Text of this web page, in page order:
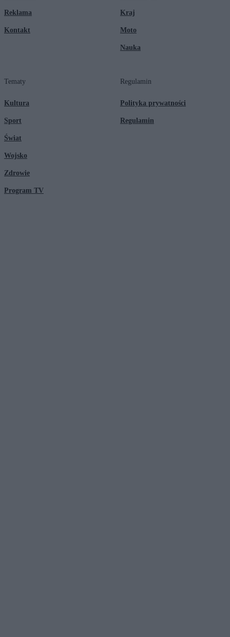
Reklama
Kontakt
Kraj
Moto
Nauka
Tematy
Kultura
Sport
Świat
Wojsko
Zdrowie
Program TV
Regulamin
Polityka prywatności
Regulamin